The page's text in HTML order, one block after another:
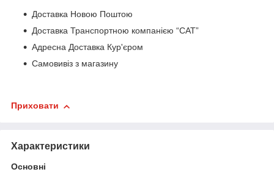
Доставка Новою Поштою
Доставка Транспортною компанією “САТ”
Адресна Доставка Кур'єром
Самовивіз з магазину
Приховати
Характеристики
Основні